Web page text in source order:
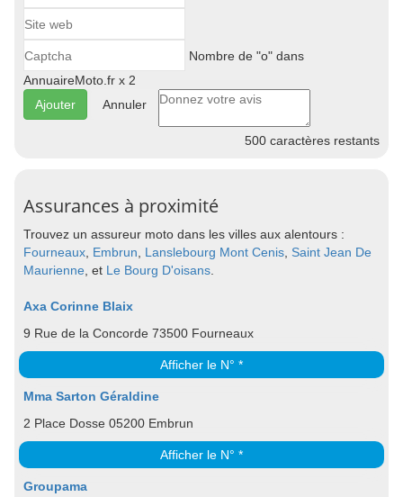
Nombre de "o" dans
AnnuaireMoto.fr x 2
Annuler
500 caractères restants
Assurances à proximité
Trouvez un assureur moto dans les villes aux alentours :
Fourneaux Embrun Lanslebourg Mont Cenis Saint Jean De
Maurienne , et Le Bourg D'oisans
Axa Corinne Blaix
9 Rue de la Concorde 73500 Fourneaux
Afficher le N° *
Mma Sarton Géraldine
2 Place Dosse 05200 Embrun
Afficher le N° *
Groupama